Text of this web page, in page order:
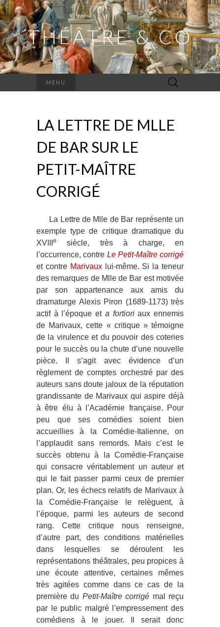
THÉÂTRE & CO
MENU Rechercher :
LA LETTRE DE MLLE
DE BAR SUR LE
PETIT-MAÎTRE
CORRIGÉ
La Lettre de Mlle de Bar représente un
exemple type de critique dramatique du
XVIII
e
siècle, très à charge, en
l’occurrence, contre Le Petit-Maître corrigé
et contre Marivauxlui-même. Si la teneur
des remarques de Mlle de Bar est motivée
par son appartenance aux amis du
dramaturge Alexis Piron (1689-1173) très
actif à l’époque et a fortioriaux ennemis
de Marivaux, cette « critique » témoigne
de la virulence et du pouvoir des coteries
pour le succès ou la chute d’une nouvelle
pièce. Il s’agit avec évidence d’un
règlement de comptes orchestré par des
auteurs sans doute jaloux de la réputation
grandissante de Marivaux qui aspire déjà
à être élu à l’Académie française. Pour
peu que ses comédies soient bien
accueillies à la Comédie-Italienne, on
l’applaudit sans remords. Mais c’est le
succès obtenu à la Comédie-Française
qui consacre véritablement un auteur et
qui le fait passer parmi ceux de premier
plan. Or, les échecs relatifs de Marivaux à
la Comédie-Française le relèguent, à
l’époque, parmi les auteurs de second
rang. Cette critique nous renseigne,
d’autre part, des conditions matérielles
dans lesquelles se déroulent les
représentations théâtrales, peu propices à
une écoute attentive, certaines mêmes
très agitées comme dans ce cas de la
première du Petit-Maître corrigé mal reçu
par le public malgré l’empressement des
comédiens à le jouer. Il serait donc